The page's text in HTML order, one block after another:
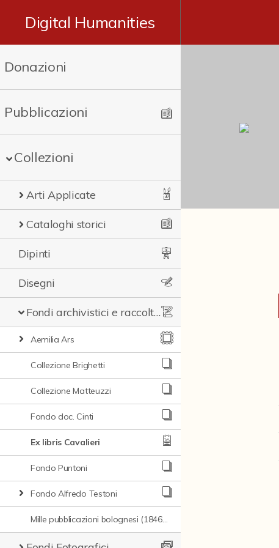
Digital Humanities
Donazioni
Pubblicazioni
Collezioni
Arti Applicate
Cataloghi storici
Dipinti
Disegni
Fondi archivistici e raccolte documentarie
Aemilia Ars
Collezione Brighetti
Collezione Matteuzzi
Fondo doc. Cinti
Ex libris Cavalieri
Fondo Puntoni
Fondo Alfredo Testoni
Mille pubblicazioni bolognesi (1846-1849)